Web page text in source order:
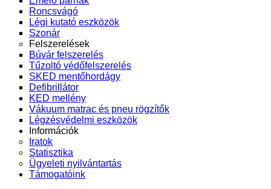
Roncsvágó
Légi kutató eszközök
Szonár
Felszerelések
Búvár felszerelés
Tűzoltó védőfelszerelés
SKED mentőhordágy
Defibrillátor
KED mellény
Vákuum matrac és pneu rögzítők
Légzésvédelmi eszközök
Információk
Iratok
Statisztika
Ügyeleti nyilvántartás
Támogatóink